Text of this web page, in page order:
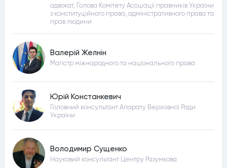
адвокат, Голова Комітету Асоціації правників України
з конституційного права, адміністративного права та
прав людини
Валерій Желнін
Магістр міжнародного та національного права
Юрій Констанкевич
Головний консультант Апарату Верховної Ради
України
Володимир Сущенко
Науковий консультант Центру Разумкова